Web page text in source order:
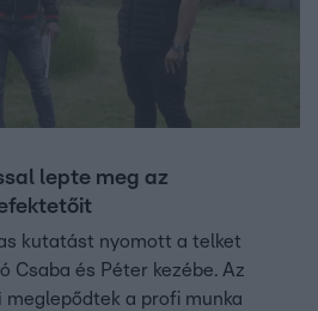
lepte meg az
kutatást nyomott a telket
Csaba és Péter kezébe. Az
meglepődtek a profi munka